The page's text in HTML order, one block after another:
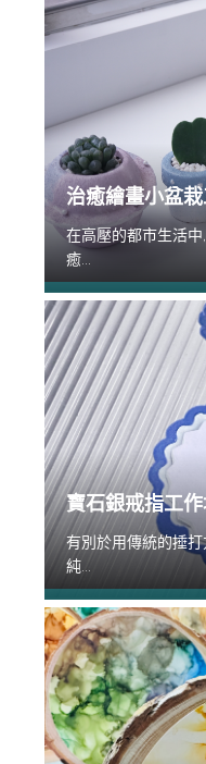
治癒繪畫小盆
在高壓的都市生活
癒...
寶石銀戒指工
有別於用傳統的捶
純...